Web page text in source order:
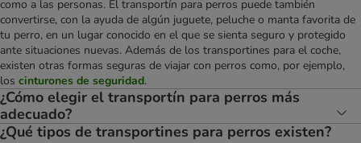
como a las personas. El transportín para perros puede también
convertirse, con la ayuda de algún juguete, peluche o manta favorita de
tu perro, en un lugar conocido en el que se sienta seguro y protegido
ante situaciones nuevas. Además de los transportines para el coche,
existen otras formas seguras de viajar con perros como, por ejemplo,
los cinturones de seguridad.
¿Cómo elegir el transportín para perros más
adecuado?
¿Qué tipos de transportines para perros existen?